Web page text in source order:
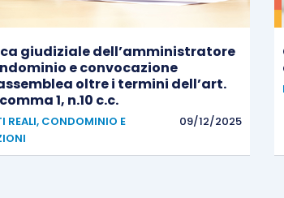
giudiziale dell’amministratore
e convocazione
oltre i termini dell’art.
1, n.10 c.c.
REALI, CONDOMINIO E
09/12/2025